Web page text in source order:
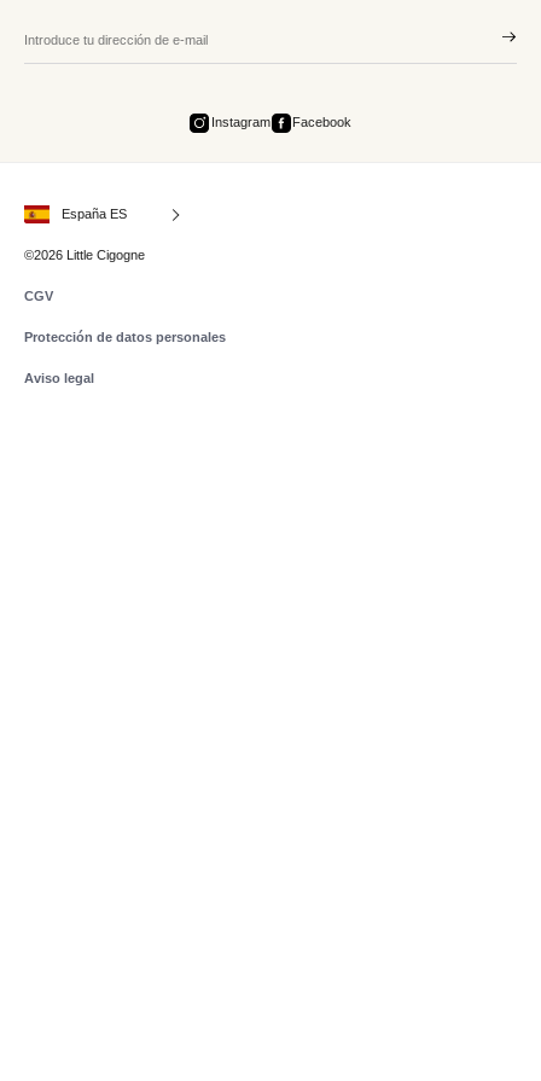
Instagram Facebook
España ES
©2026 Little Cigogne
CGV
Protección de datos personales
Aviso legal